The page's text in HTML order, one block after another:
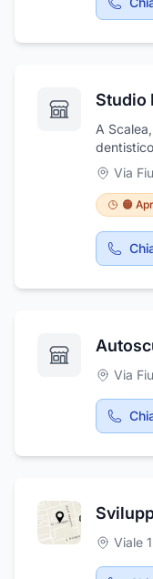
A
con
occupa,
riguarda
patologie
Via
🟠
Via
Viale